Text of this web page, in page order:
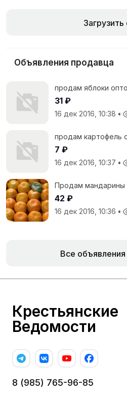
Объявления продавца
продам яблоки
31 ₽
16 дек 2016, 10:38 •
продам картофель
7 ₽
16 дек 2016, 10:37 •
Продам мандарины
42 ₽
16 дек 2016, 10:36 •
Все
Крестьянские
Ведомости
8 (985) 765-96-85